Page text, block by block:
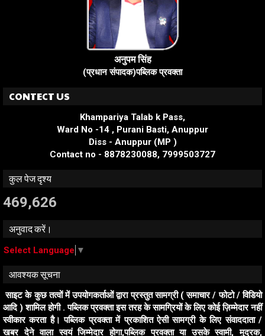
अनुपम सिंह
(प्रधान संपादक)पब्लिक प्रवक्ता
CONTECT US
Khampariya Talab k Pass,
Ward No -14 , Purani Basti, Anuppur
Diss - Anuppur (MP )
Contact no - 8878230088, 7999503727
कुल पेज दृश्य
469,626
अनुवाद करें।
Select Language ▼
आवश्यक सूचना
साइट के कुछ तत्वों में उपयोगकर्ताओं द्वारा प्रस्तुत सामग्री ( समाचार / फोटो / विडियो
आदि ) शामिल होगी . पब्लिक प्रवक्ता इस तरह के सामग्रियों के लिए कोई ज़िम्मेदार नहीं
स्वीकार करता है। पब्लिक प्रवक्ता में प्रकाशित ऐसी सामग्री के लिए संवाददाता /
खबर देने वाला स्वयं जिम्मेदार होगा,पब्लिक प्रवक्ता या उसके स्वामी, मुद्रक,